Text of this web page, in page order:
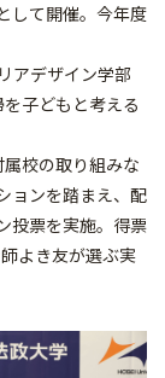
して開催。今年度
アデザイン学部
子どもと考える
校の取り組みな
ョンを踏まえ、配
投票を実施。得票
よき友が選ぶ実